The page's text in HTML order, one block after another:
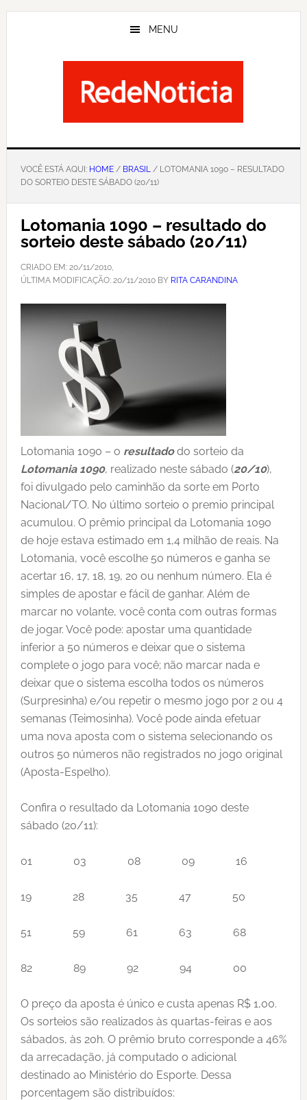
Skip
MENU
VOCÊ ESTÁ AQUI: HOME/ BRASIL/ LOTOMANIA 1090 – RESULTADO
DO SORTEIO DESTE SÁBADO (20/11)
Lotomania 1090 – resultado do
sorteio deste sábado (20/11)
CRIADO EM: 20/11/2010,
ÚLTIMA MODIFICAÇÃO: 20/11/2010BY RITA CARANDINA
Lotomania 1090 – o resultadodo sorteio da
Lotomania 1090, realizado neste sábado (20/10),
foi divulgado pelo caminhão da sorte em Porto
Nacional/TO. No último sorteio o premio principal
acumulou. O prêmio principal da Lotomania 1090
de hoje estava estimado em 1,4 milhão de reais. Na
Lotomania, você escolhe 50 números e ganha se
acertar 16, 17, 18, 19, 20 ou nenhum número. Ela é
simples de apostar e fácil de ganhar. Além de
marcar no volante, você conta com outras formas
de jogar. Você pode: apostar uma quantidade
inferior a 50 números e deixar que o sistema
complete o jogo para você; não marcar nada e
deixar que o sistema escolha todos os números
(Surpresinha) e/ou repetir o mesmo jogo por 2 ou 4
semanas (Teimosinha). Você pode ainda efetuar
uma nova aposta com o sistema selecionando os
outros 50 números não registrados no jogo original
(Aposta-Espelho).
Confira o resultado da Lotomania 1090 deste
sábado (20/11):
01 03 08 09 16
19 28 35 47 50
51 59 61 63 68
82 89 92 94 00
O preço da aposta é único e custa apenas R$ 1,00.
Os sorteios são realizados às quartas-feiras e aos
sábados, às 20h. O prêmio bruto corresponde a 46%
da arrecadação, já computado o adicional
destinado ao Ministério do Esporte. Dessa
porcentagem são distribuídos: